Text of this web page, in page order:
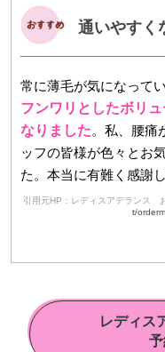
通いやすく
常に薄毛が気になって
フンワリとしたボリ
なりました。私、腰痛
ッフの皆様が色々とお
た。本当に有難く感謝
引用元HP：レディスアデランス
t/
レディス